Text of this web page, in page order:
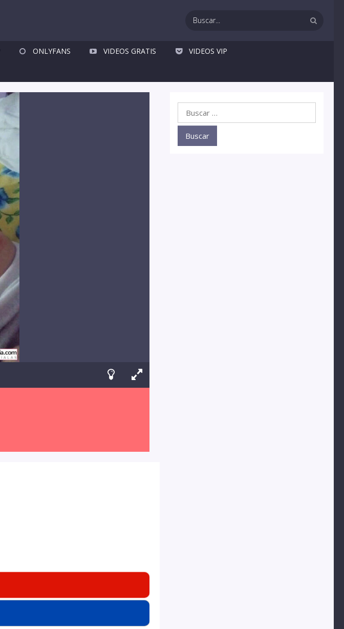
ONLYFANS VIDEOS GRATIS VIDEOS VIP